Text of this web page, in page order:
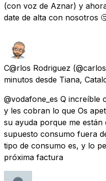
(con voz de Aznar) y
date de alta con nosotros
C@rlos Rodriguez
minutos desde Tiana,
@vodafone_es Q increíble
y les cobran lo que Os
su ayuda porque me
supuesto consumo fuera
tipo de consumo es, y lo
próxima factura